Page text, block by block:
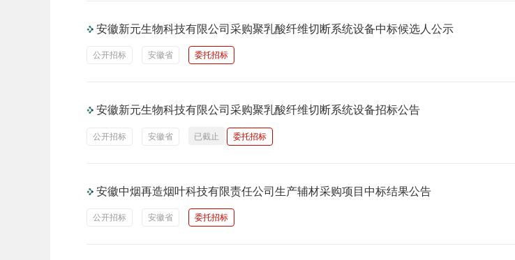
安徽新元生物科技有限公司采购聚乳酸纤维切断系统设备中标候选人公示
公开招标 安徽省 委托招标
安徽新元生物科技有限公司采购聚乳酸纤维切断系统设备招标公告
公开招标 安徽省 已截止 委托招标
安徽中烟再造烟叶科技有限责任公司生产辅材采购项目中标结果公告
公开招标 安徽省 委托招标